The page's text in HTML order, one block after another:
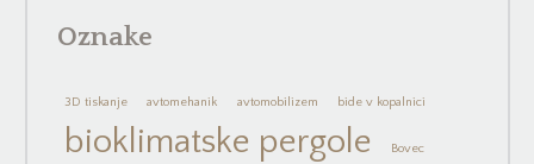
Oznake
3D tiskanje avtomehanik avtomobilizem bide v kopalnici
bioklimatske pergole Bovec